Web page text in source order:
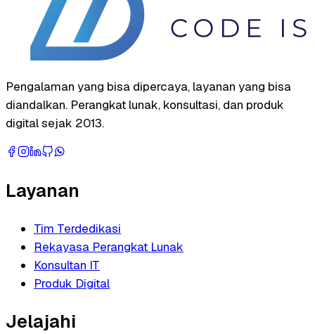
Pengalaman yang bisa dipercaya, layanan yang bisa
diandalkan. Perangkat lunak, konsultasi, dan produk
digital sejak 2013.
Layanan
Tim Terdedikasi
Rekayasa Perangkat Lunak
Konsultan IT
Produk Digital
Jelajahi